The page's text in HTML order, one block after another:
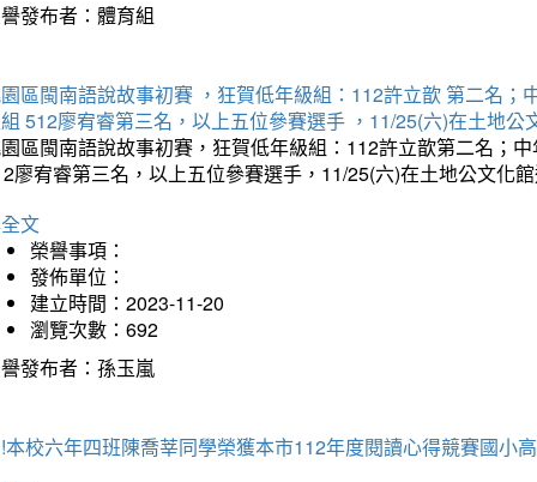
發布者：體育組
區閩南語說故事初賽 ，狂賀低年級組：112許立歆 第二名
512廖宥睿第三名，以上五位參賽選手 ，11/25(六)在土地公
區閩南語說故事初賽，狂賀低年級組：112許立歆第二名；
廖宥睿第三名，以上五位參賽選手，11/25(六)在土地公文化
文
榮譽事項：
發佈單位：
建立時間：2023-11-20
瀏覽次數：692
發布者：孫玉嵐
本校六年四班陳喬莘同學榮獲本市112年度閱讀心得競賽國小